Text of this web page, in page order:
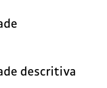
descritiva